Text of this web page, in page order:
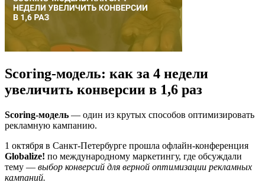
Scoring-модель: как за 4 недели
увеличить конверсии в 1,6 раз
Scoring-модель — один из крутых способов оптимизировать
рекламную кампанию.
1 октября в Санкт-Петербурге прошла офлайн-конференция
Globalize! по международному маркетингу, где обсуждали
тему — выбор конверсий для верной оптимизации рекламных
кампаний.